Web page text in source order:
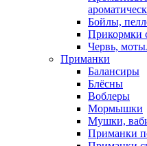
Бойлы,
Прикормки
Червь,
Приманки
Балансиры
Блёсны
Воблеры
Мормышки
Мушки,
Приманки